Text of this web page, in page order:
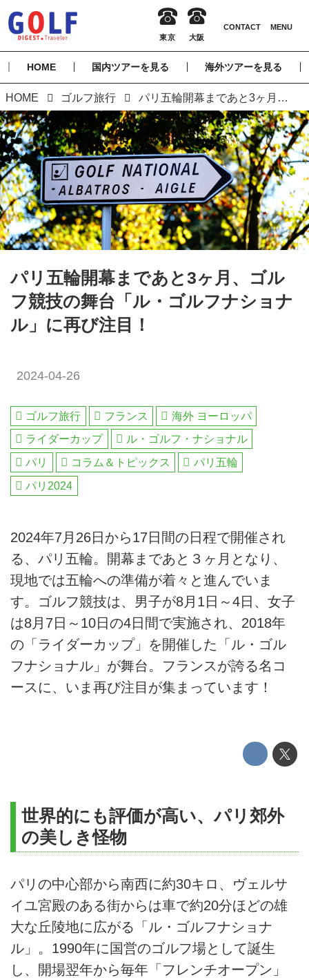
HOME 国内ツアーを見る 海外ツアーを見る
HOME ゴルフ旅行 パリ五輪開幕まであと3ヶ月、ゴルフ競技の舞台「ル・ゴルフナショナル」に再び注目！
パリ五輪開幕まであと3ヶ月、ゴル
フ競技の舞台「ル・ゴルフナショナ
ル」に再び注目！
2024-04-26
ゴルフ旅行 フランス
海外 ヨーロッパ
ライダーカップ
ル・ゴルフ・ナショナル
パリ
コラム＆トピックス
パリ五輪
パリ2024
2024年7月26日から17日間の日程で開催され
る、パリ五輪。開幕まであと３ヶ月となり、
現地では五輪への準備が着々と進んでいま
す。ゴルフ競技は、男子が8月1日～4日、女子
は8月7日～10日の4日間で実施され、2018年
の「ライダーカップ」を開催した「ル・ゴル
フナショナル」が舞台。フランスが誇る名コ
ースに、いま再び注目が集まっています！
世界的にも評価が高い、パリ郊外
の美しき怪物
パリの中心部から南西に約30キロ、ヴェルサ
イユ宮殿のある街からは車で約20分ほどの雄
大な丘陵地に広がる「ル・ゴルフナショナ
ル」。1990年に国営のゴルフ場として誕生
し、開場翌年から毎年「フレンチオープン」